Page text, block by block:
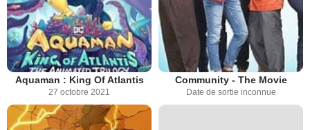
Aquaman : King Of Atlantis
27 octobre 2021
Community - The Movie
Date de sortie inconnue